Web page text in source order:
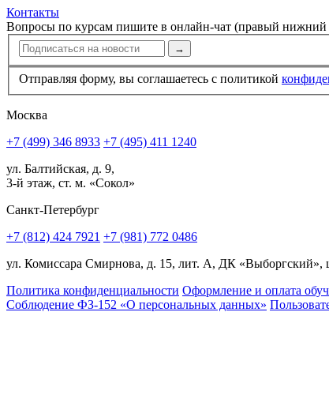
Контакты
Вопросы по курсам пишите в онлайн-чат (правый нижний
→
Отправляя форму, вы соглашаетесь с политикой
Москва
+7 (499) 346 8933 +7 (495) 411 1240
ул. Балтийская, д. 9,
3-й этаж, ст. м. «Сокол»
Санкт-Петербург
+7 (812) 424 7921 +7 (981) 772 0486
ул. Комиссара Смирнова, д. 15, лит. А, ДК «Выборгский»,
Политика конфиденциальности Оформление и оплата
Соблюдение ФЗ-152 «О персональ­ных данных»